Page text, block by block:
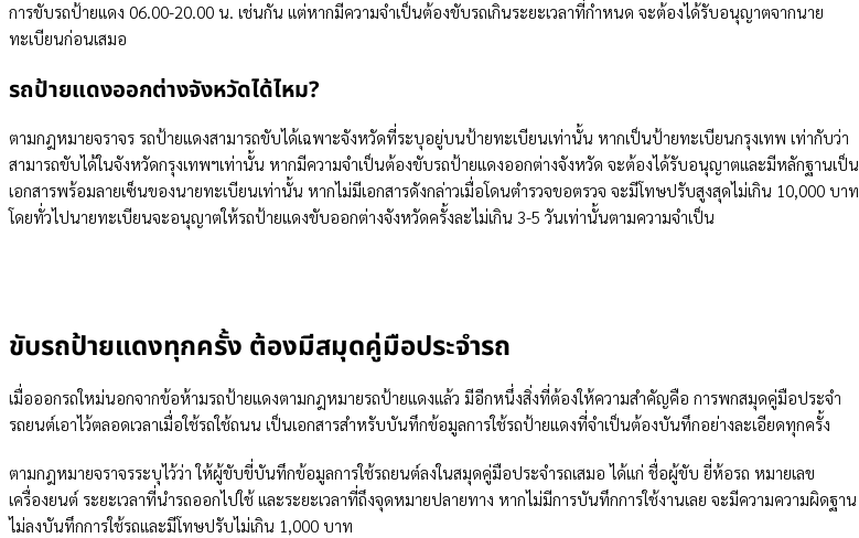
การขับรถป้ายแดง 06.00-20.00 น. เช่นกัน แต่หากมีความจำเป็นต้องขับรถเกินระยะเวลาที่กำหนด จะต้องได้รับอนุญาตจากนาย
ทะเบียนก่อนเสมอ
รถป้ายแดงออกต่างจังหวัดได้ไหม?
ตามกฎหมายจราจร รถป้ายแดงสามารถขับได้เฉพาะจังหวัดที่ระบุอยู่บนป้ายทะเบียนเท่านั้น หากเป็นป้ายทะเบียนกรุงเทพ เท่ากับว่า
สามารถขับได้ในจังหวัดกรุงเทพฯเท่านั้น หากมีความจำเป็นต้องขับรถป้ายแดงออกต่างจังหวัด จะต้องได้รับอนุญาตและมีหลักฐานเป็น
เอกสารพร้อมลายเซ็นของนายทะเบียนเท่านั้น หากไม่มีเอกสารดังกล่าวเมื่อโดนตำรวจขอตรวจ จะมีโทษปรับสูงสุดไม่เกิน 10,000 บาท
โดยทั่วไปนายทะเบียนจะอนุญาตให้รถป้ายแดงขับออกต่างจังหวัดครั้งละไม่เกิน 3-5 วันเท่านั้นตามความจำเป็น
ขับรถป้ายแดงทุกครั้ง ต้องมีสมุดคู่มือประจำรถ
เมื่อออกรถใหม่นอกจากข้อห้ามรถป้ายแดงตามกฎหมายรถป้ายแดงแล้ว มีอีกหนึ่งสิ่งที่ต้องให้ความสำคัญคือ การพกสมุดคู่มือประจำ
รถยนต์เอาไว้ตลอดเวลาเมื่อใช้รถใช้ถนน เป็นเอกสารสำหรับบันทึกข้อมูลการใช้รถป้ายแดงที่จำเป็นต้องบันทึกอย่างละเอียดทุกครั้ง
ตามกฎหมายจราจรระบุไว้ว่า ให้ผู้ขับขี่บันทึกข้อมูลการใช้รถยนต์ลงในสมุดคู่มือประจำรถเสมอ ได้แก่ ชื่อผู้ขับ ยี่ห้อรถ หมายเลข
เครื่องยนต์ ระยะเวลาที่นำรถออกไปใช้ และระยะเวลาที่ถึงจุดหมายปลายทาง หากไม่มีการบันทึกการใช้งานเลย จะมีความความผิดฐาน
ไม่ลงบันทึกการใช้รถและมีโทษปรับไม่เกิน 1,000 บาท